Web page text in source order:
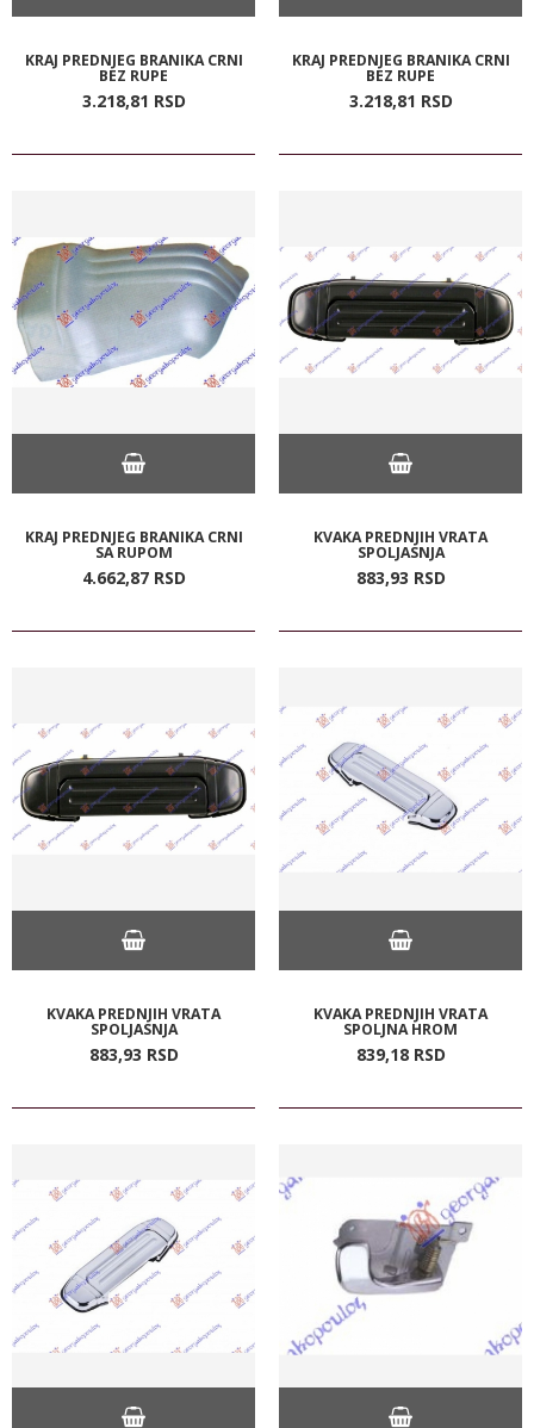
KRAJ PREDNJEG BRANIKA CRNI
BEZ RUPE
3.218,81 RSD
KRAJ PREDNJEG BRANIKA CRNI
BEZ RUPE
3.218,81 RSD
KRAJ PREDNJEG BRANIKA CRNI
SA RUPOM
4.662,87 RSD
KVAKA PREDNJIH VRATA
SPOLJASNJA
883,93 RSD
KVAKA PREDNJIH VRATA
SPOLJASNJA
883,93 RSD
KVAKA PREDNJIH VRATA
SPOLJNA HROM
839,18 RSD